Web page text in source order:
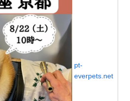
pt-
everpets.net